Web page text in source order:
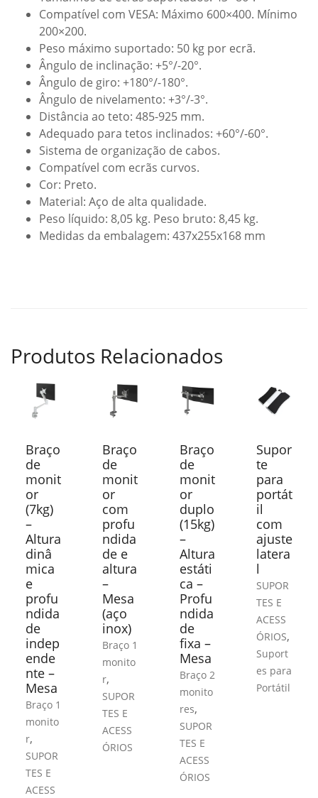
Compatível com VESA: Máximo 600×400. Mínimo
200×200.
Peso máximo suportado: 50 kg por ecrã.
Ângulo de inclinação: +5°/-20°.
Ângulo de giro: +180°/-180°.
Ângulo de nivelamento: +3°/-3°.
Distância ao teto: 485-925 mm.
Adequado para tetos inclinados: +60°/-60°.
Sistema de organização de cabos.
Compatível com ecrãs curvos.
Cor: Preto.
Material: Aço de alta qualidade.
Peso líquido: 8,05 kg. Peso bruto: 8,45 kg.
Medidas da embalagem: 437x255x168 mm
Produtos Relacionados
Braço
de
monit
or
(7kg)
–
Altura
dinâ
mica
e
profu
ndida
de
indep
ende
nte –
Mesa
Braço 1
monito
r,
SUPOR
TES E
ACESS
Braço
de
monit
or
com
profu
ndida
de e
altura
–
Mesa
(aço
inox)
Braço 1
monito
r,
SUPOR
TES E
ACESS
ÓRIOS
Braço
de
monit
or
duplo
(15kg)
–
Altura
estáti
ca –
Profu
ndida
de
fixa –
Mesa
Braço 2
monito
res,
SUPOR
TES E
ACESS
ÓRIOS
Supor
te
para
portát
il
com
ajuste
latera
l
SUPOR
TES E
ACESS
ÓRIOS,
Suport
es para
Portátil